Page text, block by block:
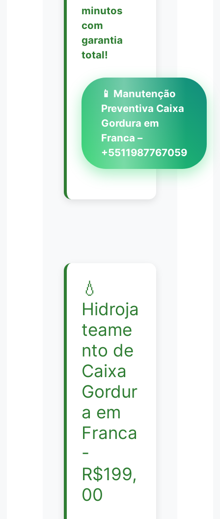
minutos
com
garantia
total!
📱 Manutenção
Preventiva Caixa
Gordura em
Franca –
+5511987767059
💧
Hidroja
teame
nto de
Caixa
Gordur
a em
Franca
-
R$199,
00